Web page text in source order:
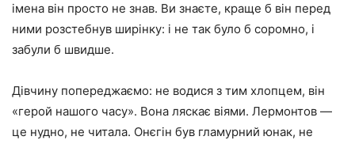
імена він просто не знав. Ви знаєте, краще б він перед
ними розстебнув ширінку: і не так було б соромно, і
забули б швидше.
Дівчину попереджаємо: не водися з тим хлопцем, він
«герой нашого часу». Вона ляскає віями. Лермонтов —
це нудно, не читала. Онєгін був гламурний юнак, не